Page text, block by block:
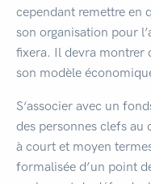
cependant remettre en
son organisation pour
fixera. Il devra montrer
son modèle
S‘associer avec un
des personnes clefs au
à court et moyen
formalisée d’un point